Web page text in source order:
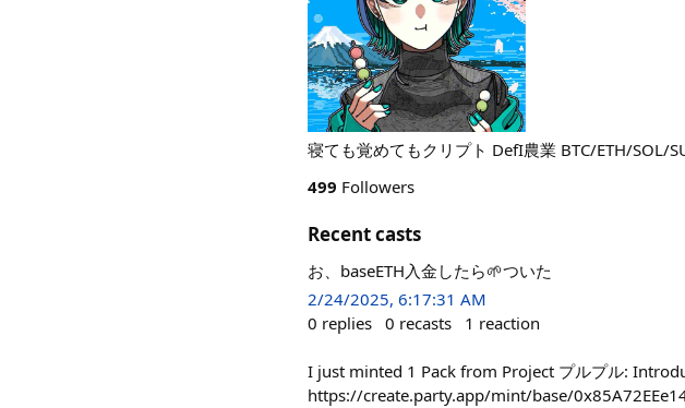
寝ても覚めてもクリプト DefI農業 BTC/ETH/SOL/
499 Followers
Recent casts
お、baseETH入金したら🌱ついた
2/24/2025, 6:17:31 AM
0 replies 0 recasts 1 reaction
I just minted 1 Pack from Project プルプル:
https://create.party.app/mint/base/